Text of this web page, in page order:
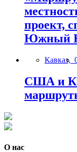
проект,
Южный
Кавказ,
США и
О нас